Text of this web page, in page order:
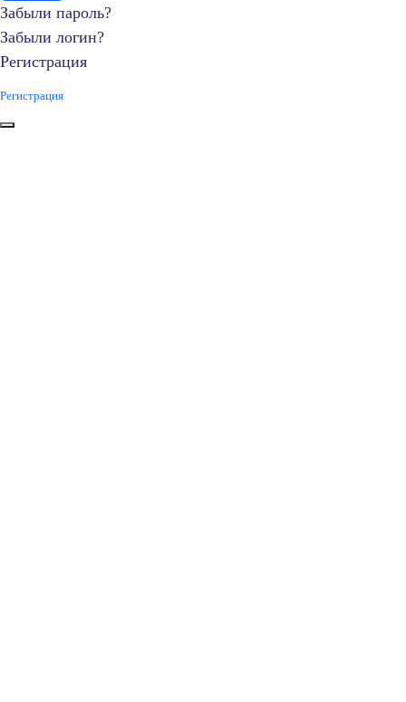
Забыли пароль?
Забыли логин?
Регистрация
Регистрация